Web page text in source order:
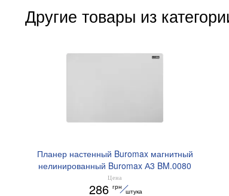
Другие товары из
Планер настенный Buromax магнитный
нелинированный Buromax А3 BM.0080
Цена
286 грн
штука